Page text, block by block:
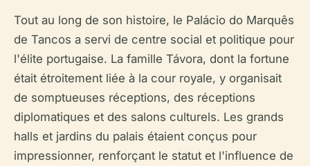
Tout au long de son histoire, le Palácio do Marquês
de Tancos a servi de centre social et politique pour
l'élite portugaise. La famille Távora, dont la fortune
était étroitement liée à la cour royale, y organisait
de somptueuses réceptions, des réceptions
diplomatiques et des salons culturels. Les grands
halls et jardins du palais étaient conçus pour
impressionner, renforçant le statut et l'influence de